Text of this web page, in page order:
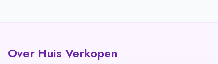
Over Huis Verkopen